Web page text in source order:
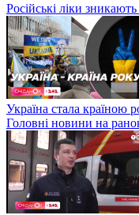
Російські ліки
Україна стала країною
Головні новини на